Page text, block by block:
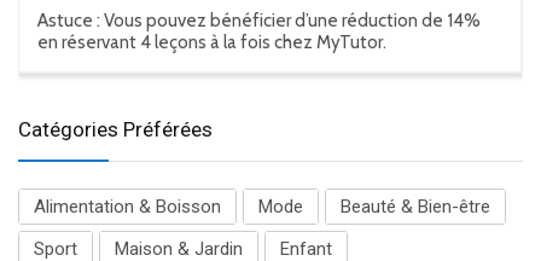
Astuce : Vous pouvez bénéficier d’une réduction de 14%
en réservant 4 leçons à la fois chez MyTutor.
Catégories Préférées
Alimentation & Boisson Mode
Beauté & Bien-être
Sport
Maison & Jardin
Enfant